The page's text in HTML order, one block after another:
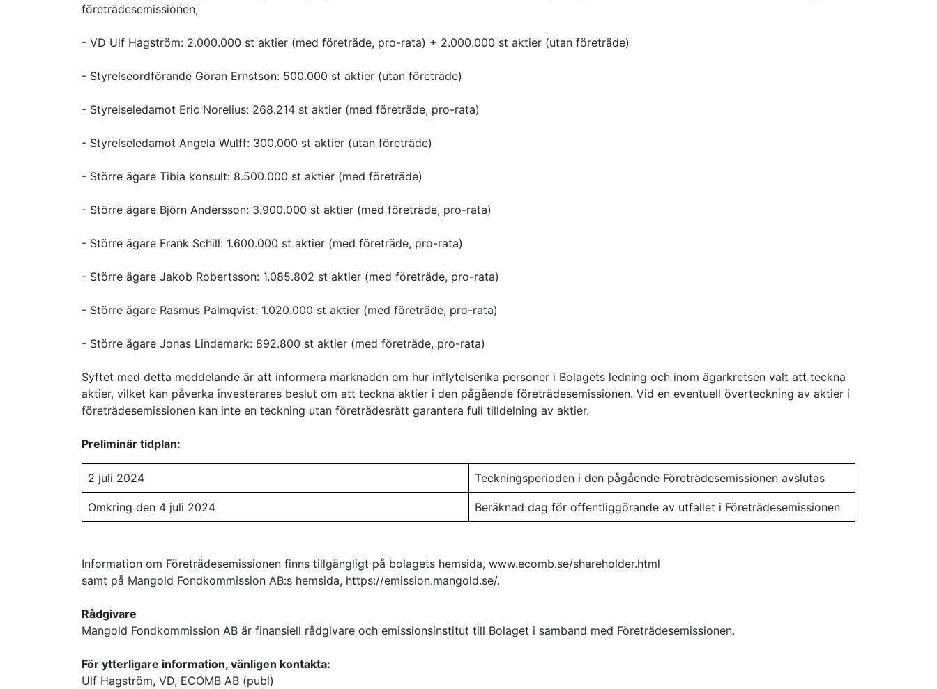
företrädesemissionen;
- VD Ulf Hagström: 2.000.000 st aktier (med företräde, pro-rata) + 2.000.000 st aktier (utan företräde)
- Styrelseordförande Göran Ernstson: 500.000 st aktier (utan företräde)
- Styrelseledamot Eric Norelius: 268.214 st aktier (med företräde, pro-rata)
- Styrelseledamot Angela Wulff: 300.000 st aktier (utan företräde)
- Större ägare Tibia konsult: 8.500.000 st aktier (med företräde)
- Större ägare Björn Andersson: 3.900.000 st aktier (med företräde, pro-rata)
- Större ägare Frank Schill: 1.600.000 st aktier (med företräde, pro-rata)
- Större ägare Jakob Robertsson: 1.085.802 st aktier (med företräde, pro-rata)
- Större ägare Rasmus Palmqvist: 1.020.000 st aktier (med företräde, pro-rata)
- Större ägare Jonas Lindemark: 892.800 st aktier (med företräde, pro-rata)
Syftet med detta meddelande är att informera marknaden om hur inflytelserika personer i Bolagets ledning och inom ägarkretsen valt att teckna
aktier, vilket kan påverka investerares beslut om att teckna aktier i den pågående företrädesemissionen. Vid en eventuell överteckning av aktier i
företrädesemissionen kan inte en teckning utan företrädesrätt garantera full tilldelning av aktier.
Preliminär tidplan:
2 juli 2024 Teckningsperioden i den pågående Företrädesemissionen avslutas
Omkring den 4 juli 2024 Beräknad dag för offentliggörande av utfallet i Företrädesemissionen
Information om Företrädesemissionen finns tillgängligt på bolagets hemsida, www.ecomb.se/shareholder.html
samt på Mangold Fondkommission AB:s hemsida, https://emission.mangold.se/.
Rådgivare
Mangold Fondkommission AB är finansiell rådgivare och emissionsinstitut till Bolaget i samband med Företrädesemissionen.
För ytterligare information, vänligen kontakta:
Ulf Hagström, VD, ECOMB AB (publ)